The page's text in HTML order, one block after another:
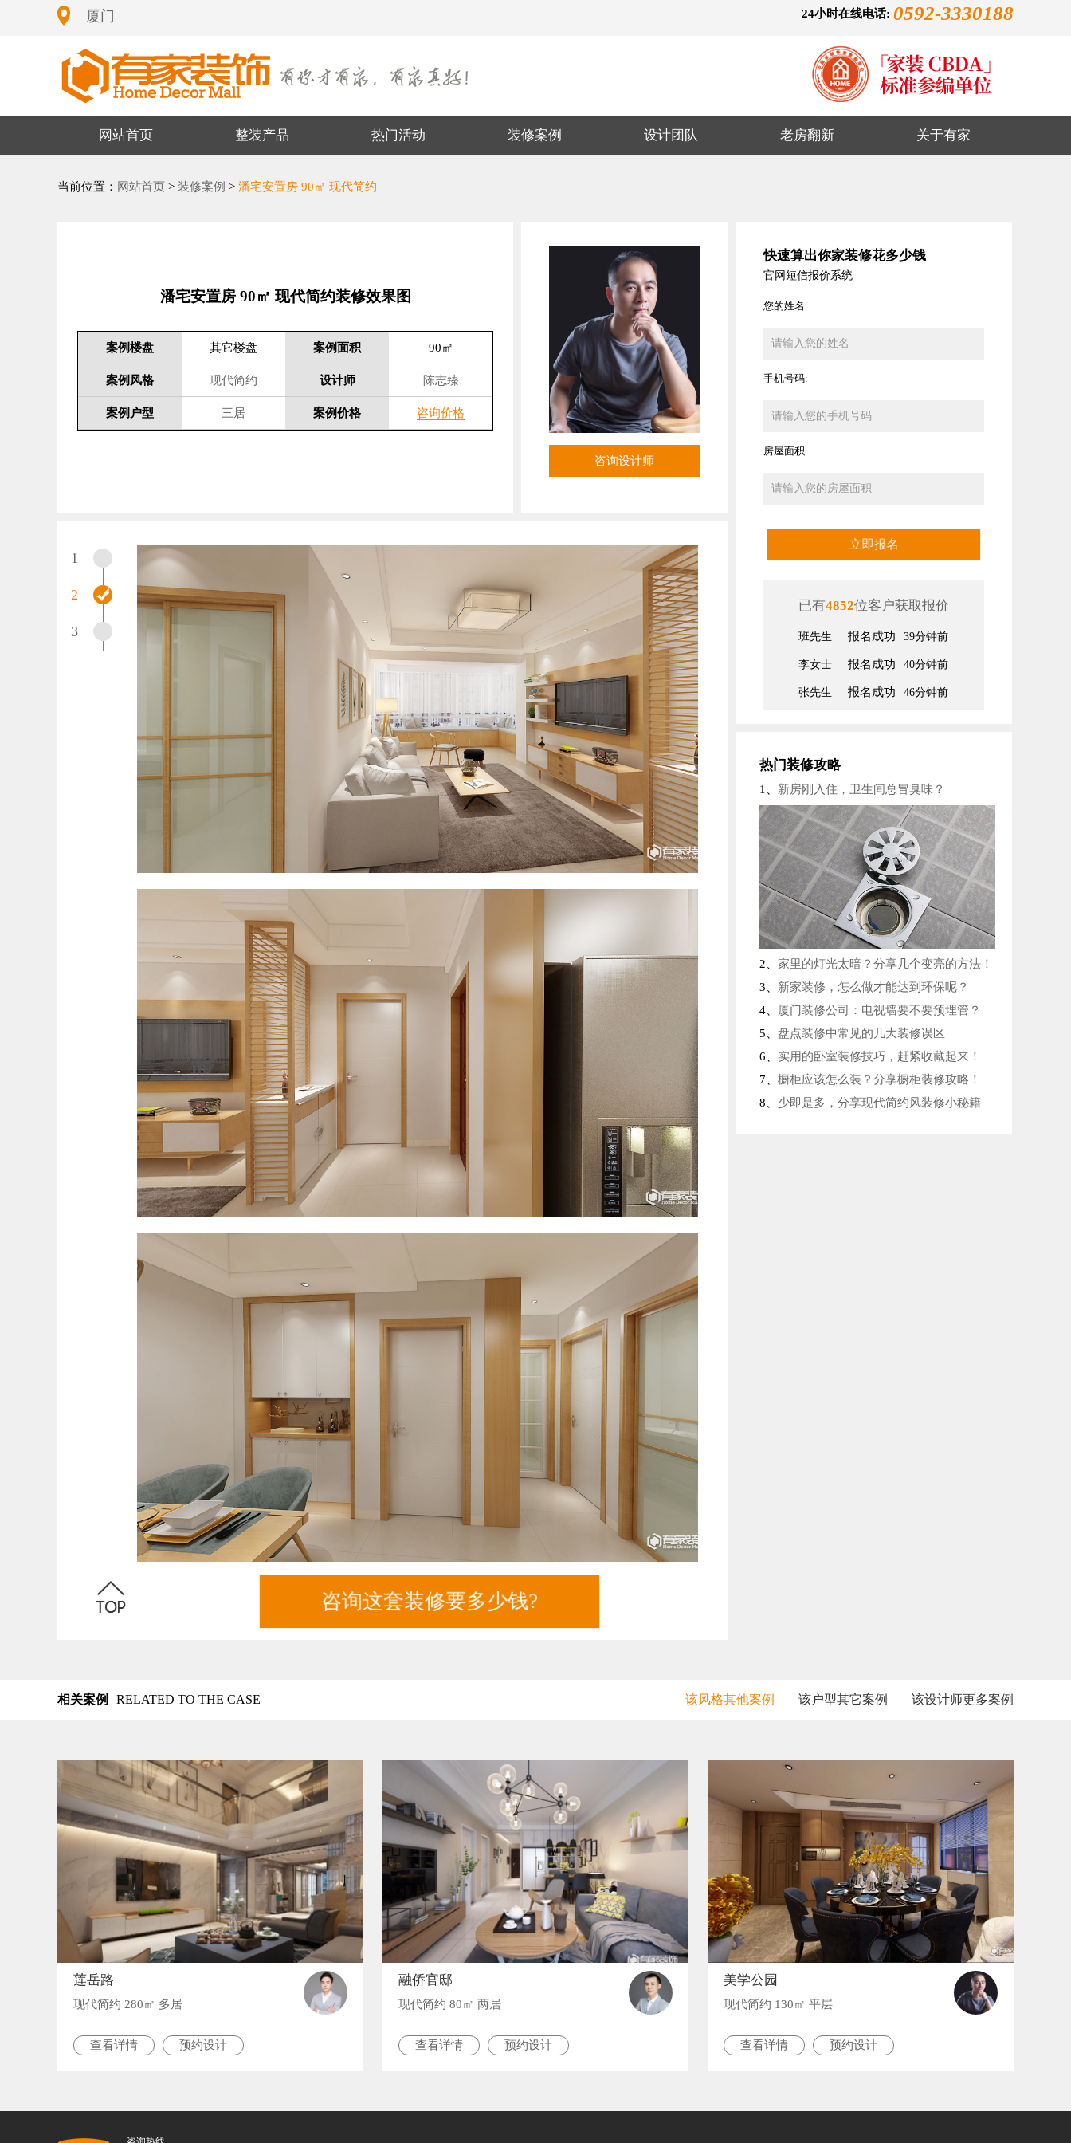
厦门 24小时在线电话: 0592-3330188
网站首页 整装产品 热门活动 装修案例 设计团队 老房翻新 关于有家
当前位置： 网站首页 > 装修案例 > 潘宅安置房 90㎡ 现代简约
潘宅安置房 90㎡ 现代简约装修效果图
案例楼盘 其它楼盘 案例面积 90㎡
案例风格 现代简约 设计师 陈志臻
案例户型 三居 案例价格 咨询价格
咨询设计师
1
2
3
咨询这套装修要多少钱?
快速算出你家装修花多少钱
官网短信报价系统
您的姓名:
手机号码:
房屋面积:
立即报名
已有4852位客户获取报价
班先生 报名成功 39分钟前
李女士 报名成功 40分钟前
张先生 报名成功 46分钟前
王女士 报名成功 52分钟前
张先生 报名成功 19分钟前
李先生 报名成功 22分钟前
何先生 报名成功 35分钟前
热门装修攻略
1、 新房刚入住，卫生间总冒臭味？
2、 家里的灯光太暗？分享几个变亮的方法！
3、 新家装修，怎么做才能达到环保呢？
4、
厦门装修公司：电视墙要不要预埋管？
5、 盘点装修中常见的几大装修误区
6、 实用的卧室装修技巧，赶紧收藏起来！
7、 橱柜应该怎么装？分享橱柜装修攻略！
8、 少即是多，分享现代简约风装修小秘籍
相关案例 RELATED TO THE CASE 该风格其他案例 该户型其它案例 该设计师更多案例
莲岳路
现代简约 280㎡ 多居
查看详情 预约设计
融侨官邸
现代简约 80㎡ 两居
查看详情 预约设计
美学公园
现代简约 130㎡ 平层
查看详情 预约设计